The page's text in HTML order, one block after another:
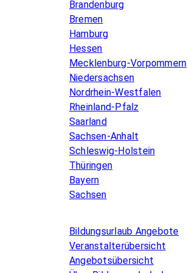
Brandenburg
Bremen
Hamburg
Hessen
Mecklenburg-Vorpommern
Niedersachsen
Nordrhein-Westfalen
Rheinland-Pfalz
Saarland
Sachsen-Anhalt
Schleswig-Holstein
Thüringen
Bayern
Sachsen
Bildungsurlaub Angebote
Veranstalterübersicht
Angebotsübersicht